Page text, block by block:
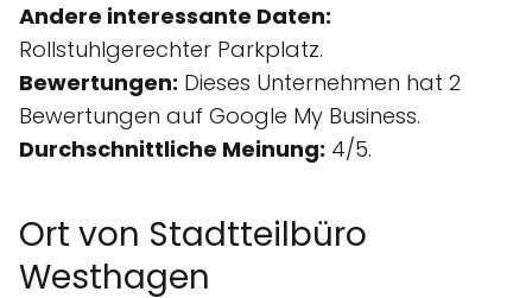
Andere interessante Daten:
Rollstuhlgerechter Parkplatz.
Bewertungen: Dieses Unternehmen hat 2
Bewertungen auf Google My Business.
Durchschnittliche Meinung: 4/5.
Ort von Stadtteilbüro
Westhagen